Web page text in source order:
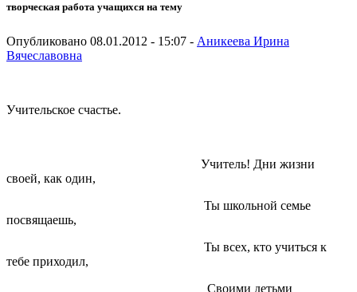
творческая работа учащихся на тему
Опубликовано 08.01.2012 - 15:07 - Аникеева Ирина
Вячеславовна
Учительское счастье.
Учитель! Дни жизни
своей, как один,
Ты школьной семье
посвящаешь,
Ты всех, кто учиться к
тебе приходил,
Своими детьми